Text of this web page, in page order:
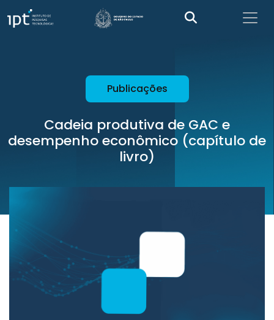
Publicações
Cadeia produtiva de GAC e
desempenho econômico (capítulo de
livro)